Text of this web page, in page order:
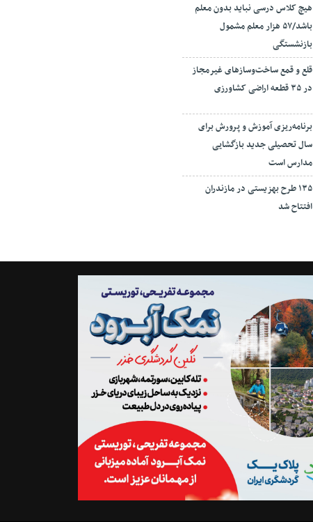
هیچ کلاس درسی نباید بدون معلم
باشد/۵۷ هزار معلم مشمول
بازنشستگی
قلع و قمع ساخت‌وسازهای غیرمجاز
در ۳۵ قطعه اراضی کشاورزی
برنامه‌ریزی آموزش و پرورش برای
سال تحصیلی جدید بازگشایی
مدارس است
۱۳۵ طرح بهزیستی در مازندران
افتتاح شد